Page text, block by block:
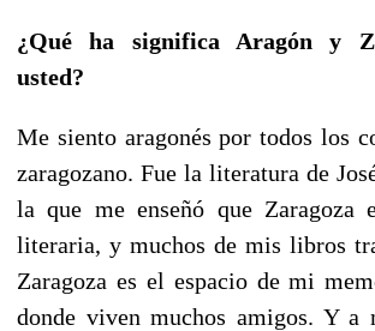
¿Qué ha significa Aragón y
usted?
Me siento aragonés por todos los
zaragozano. Fue la literatura de
la que me enseñó que Zaragoza
literaria, y muchos de mis libros
Zaragoza es el espacio de mi
donde viven muchos amigos. Y a